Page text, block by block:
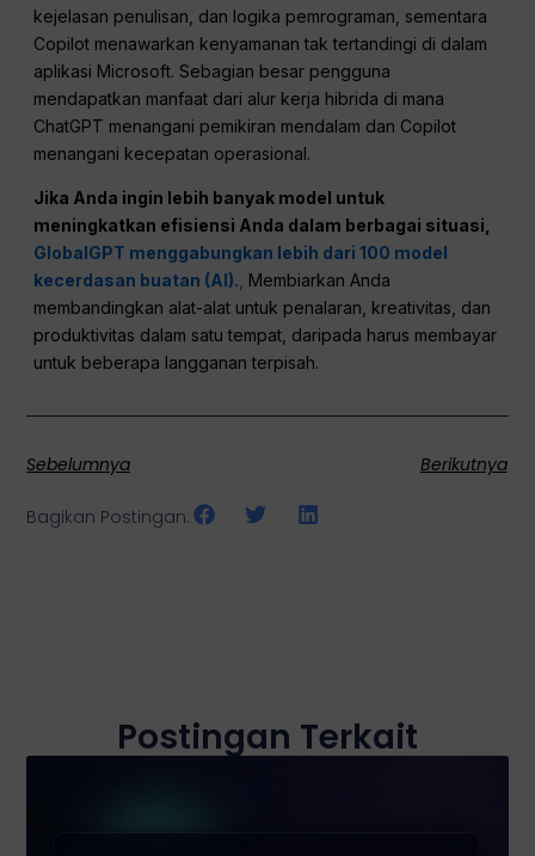
kejelasan penulisan, dan logika pemrograman, sementara
Copilot menawarkan kenyamanan tak tertandingi di dalam
aplikasi Microsoft. Sebagian besar pengguna
mendapatkan manfaat dari alur kerja hibrida di mana
ChatGPT menangani pemikiran mendalam dan Copilot
menangani kecepatan operasional.
Jika Anda ingin lebih banyak model untuk
meningkatkan efisiensi Anda dalam berbagai situasi,
GlobalGPT menggabungkan lebih dari 100 model
kecerdasan buatan (AI). Membiarkan Anda
membandingkan alat-alat untuk penalaran, kreativitas, dan
produktivitas dalam satu tempat, daripada harus membayar
untuk beberapa langganan terpisah.
Sebelumnya Berikutnya
Bagikan Postingan:
Postingan Terkait